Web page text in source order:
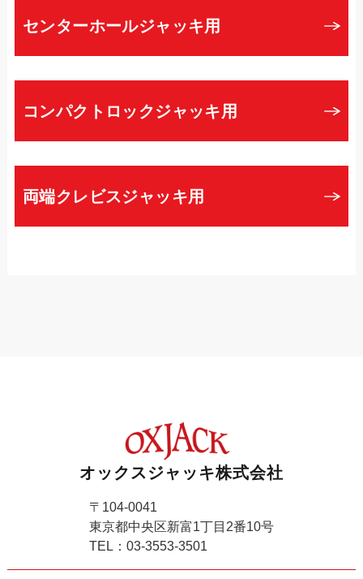
センターホールジャッキ用
コンパクトロックジャッキ用
両端クレビスジャッキ用
オックスジャッキ株式会社
〒104-0041
東京都中央区新富1丁目2番10号
TEL：03-3553-3501